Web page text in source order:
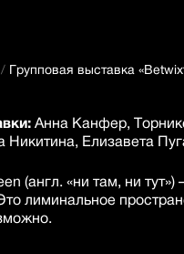
/ Групповая выставка
Анна Канфер,
Никитина, Елизавета
(англ. «ни там, ни
лиминальное